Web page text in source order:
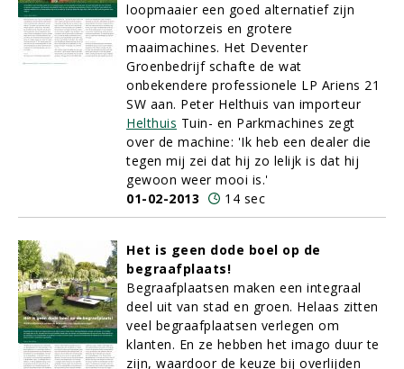
loopmaaier een goed alternatief zijn
voor motorzeis en grotere
maaimachines. Het Deventer
Groenbedrijf schafte de wat
onbekendere professionele LP Ariens 21
SW aan. Peter Helthuis van importeur
Helthuis Tuin- en Parkmachines zegt
over de machine: 'Ik heb een dealer die
tegen mij zei dat hij zo lelijk is dat hij
gewoon weer mooi is.'
01-02-2013
14 sec
Het is geen dode boel op de
begraafplaats!
Begraafplaatsen maken een integraal
deel uit van stad en groen. Helaas zitten
veel begraafplaatsen verlegen om
klanten. En ze hebben het imago duur te
zijn, waardoor de keuze bij overlijden